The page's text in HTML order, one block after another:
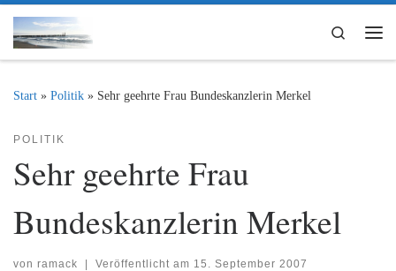
Zum Inhalt springen
Search
Start » Politik » Sehr geehrte Frau Bundeskanzlerin Merkel
POLITIK
Sehr geehrte Frau
Bundeskanzlerin Merkel
von ramack | Veröffentlicht am 15. September 2007